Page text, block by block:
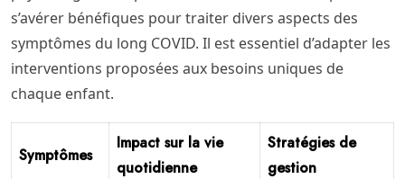
s’avérer bénéfiques pour traiter divers aspects des
symptômes du long COVID. Il est essentiel d’adapter les
interventions proposées aux besoins uniques de
chaque enfant.
Symptômes
Impact sur la vie
quotidienne
Stratégies de
gestion